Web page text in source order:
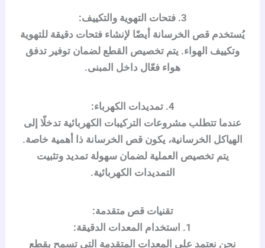
3. فتحات التهوية والتكييف:
يُستخدم قص الخرسانة أيضًا لإنشاء فتحات دقيقة للتهوية
وتكييف الهواء. يتم تخصيص القطع لضمان توفير تدفق
هواء فعّال داخل المبنى.
4. تمديدات الكهرباء:
عندما تتطلب مشروعات التركيبات الكهربائية تدخلًا إلى
الهياكل الخرسانية، يكون قص الخرسانة ذا أهمية خاصة.
يتم تخصيص العملية لضمان سهولة تمديد وتثبيت
التمديدات الكهربائية.
تقنيات قص متقدمة:
1.
استخدام المعدات الدقيقة:
نحن نعتمد على المعدات المتقدمة التي تسمح بقطع